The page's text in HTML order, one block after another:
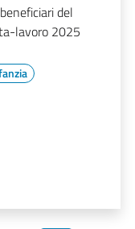
del
lavoro 2025